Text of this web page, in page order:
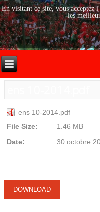
ens 10-2014.pdf
File Size:
1.46 MB
Date:
30 octobre
En visitant ce site, vous acceptez
les